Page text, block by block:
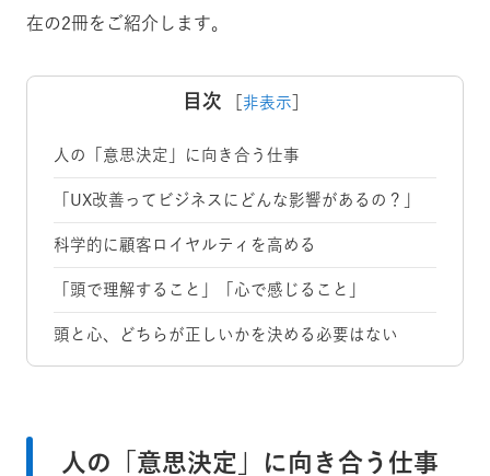
在の2冊をご紹介します。
目次 非表示
人の「意思決定」に向き合う仕事
「UX改善ってビジネスにどんな影響があるの？」
科学的に顧客ロイヤルティを高める
「頭で理解すること」「心で感じること」
頭と心、どちらが正しいかを決める必要はない
人の「意思決定」に向き合う仕事